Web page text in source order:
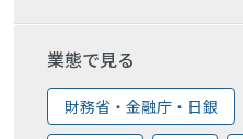
業態で見る
財務省・金融庁・日銀